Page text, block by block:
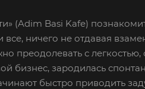
(Adim Basi Kafe)
ничего не отдавая
преодолевать с
бизнес, зародилась
быстро приводить